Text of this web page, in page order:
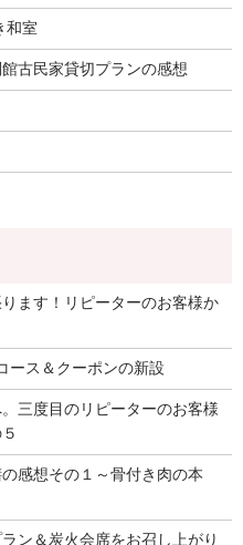
和室
古民家貸切プランの感想
ます！リピーターのお客様か
ース＆クーポンの新設
三度目のリピーターのお客様
感想その１～骨付き肉の本
ン＆炭火会席をお召し上がり